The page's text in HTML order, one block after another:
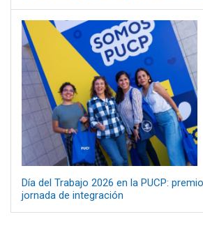
Día del Trabajo 2026 en la PUCP:
jornada de integración